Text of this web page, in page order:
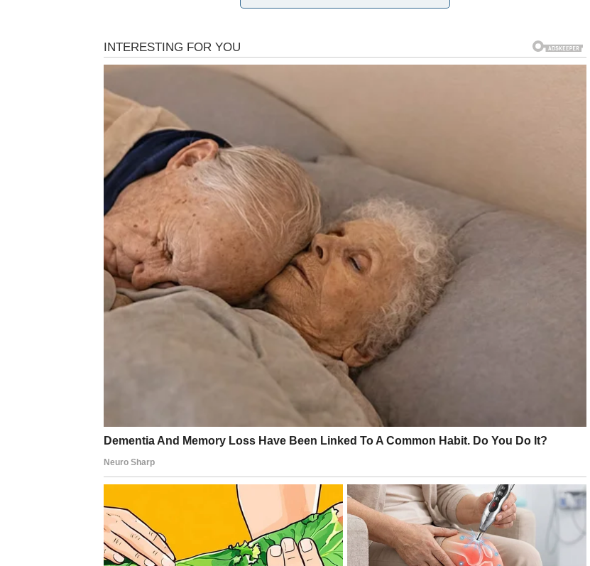
može biti trenutak u kome se veza podiže na viši nivo – ali samo ako prestanete da bežite od
Slobodni Ovnovi mogu doživeti snažan susret koji ih izbacuje iz ravnoteže. Privlačnost je jaka,
gotovo instinktivna, ali zahteva da se spusti gard i pokaže ranjivost.
BIK – sigurnost ili istina?
Bikovi su pred emotivnim pitanjem koje se tiče stabilnosti. Da li je odnos u kome ste zaista siguran
– ili samo poznat? Naredna tri dana donose razgovore o budućnosti, o planovima, o tome ko šta
daje i ko šta prima.
Ako ste u vezi, partner može tražiti potvrdu da ste potpuno prisutni. Ako ste nešto prećutkivali da
biste sačuvali mir, sada shvatate da mir bez istine nije mir.
Slobodni Bikovi mogu upoznati osobu koja donosi osećaj doma, ali i postavlja pitanje:
spremni da se otvorite ponovo?
BLIZANCI – reči koje menjaju sve
razgovor postaje sudbina
odnosa. Istina izlazi spontano, ponekad i neplanirano, ali donosi jasnoću.
U vezi – ili dolazi do dubokog zbližavanja, ili do priznanja koje stavlja tačku. Nema više prostora za
igre i dvosmislenost.
Slobodni Blizanci ulaze u komunikaciju koja ima potencijal da preraste u nešto ozbiljno, ali samo
ako se prestane sa površnim pristupom ljubavi.